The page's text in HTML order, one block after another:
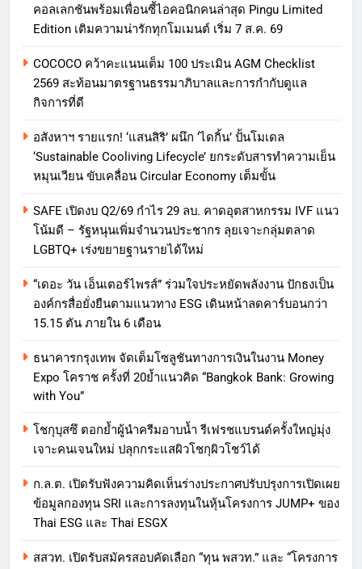
คอลเลกชันพร้อมเพื่อนซี้ไอคอนิกคนล่าสุด Pingu Limited
Edition เติมความน่ารักทุกโมเมนต์ เริ่ม 7 ส.ค. 69
COCOCO คว้าคะแนนเต็ม 100 ประเมิน AGM Checklist
2569 สะท้อนมาตรฐานธรรมาภิบาลและการกำกับดูแล
กิจการที่ดี
อสังหาฯ รายแรก! ‘แสนสิริ’ ผนึก ‘ไดกิ้น’ ปั้นโมเดล
‘Sustainable Cooliving Lifecycle’ ยกระดับสารทำความเย็น
หมุนเวียน ขับเคลื่อน Circular Economy เต็มขั้น
SAFE เปิดงบ Q2/69 กำไร 29 ลบ. คาดอุตสาหกรรม IVF แนว
โน้มดี – รัฐหนุนเพิ่มจำนวนประชากร ลุยเจาะกลุ่มตลาด
LGBTQ+ เร่งขยายฐานรายได้ใหม่
“เดอะ วัน เอ็นเตอร์ไพรส์” ร่วมใจประหยัดพลังงาน ปักธงเป็น
องค์กรสื่อยั่งยืนตามแนวทาง ESG เดินหน้าลดคาร์บอนกว่า
15.15 ตัน ภายใน 6 เดือน
ธนาคารกรุงเทพ จัดเต็มโซลูชันทางการเงินในงาน Money
Expo โคราช ครั้งที่ 20ย้ำแนวคิด “Bangkok Bank: Growing
with You”
โชกุบุสซึ ตอกย้ำผู้นำครีมอาบน้ำ รีเฟรชแบรนด์ครั้งใหญ่มุ่ง
เจาะคนเจนใหม่ ปลุกกระแสผิวโชกุผิวโชว์ได้
ก.ล.ต. เปิดรับฟังความคิดเห็นร่างประกาศปรับปรุงการเปิดเผย
ข้อมูลกองทุน SRI และการลงทุนในหุ้นโครงการ JUMP+ ของ
Thai ESG และ Thai ESGX
สสวท. เปิดรับสมัครสอบคัดเลือก “ทุน พสวท.” และ “โครงการ